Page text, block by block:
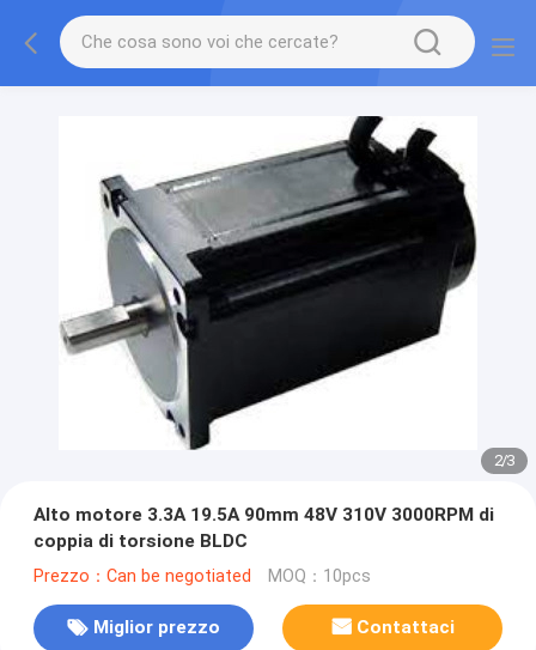
2/3
Alto motore 3.3A 19.5A 90mm 48V 310V 3000RPM di
coppia di torsione BLDC
Prezzo：Can be negotiated MOQ：10pcs
Miglior prezzo Contattaci